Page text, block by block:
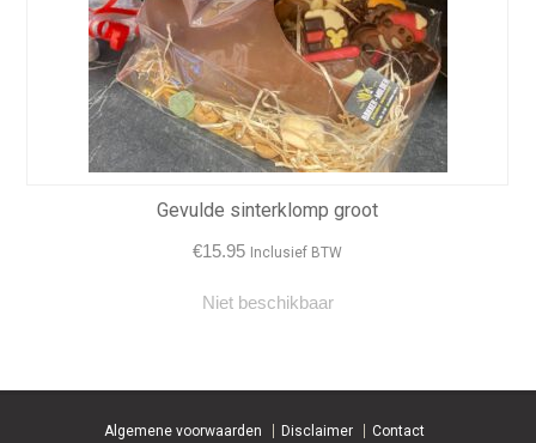
Gevulde sinterklomp groot
€15.95 Inclusief BTW
Niet beschikbaar
Algemene voorwaarden Disclaimer Contact